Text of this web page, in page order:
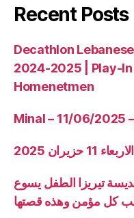
Recent Posts
Decathlon
2024-2025 | Play-
Homenetmen
2025
تيريزا الطفل يسوع
كل مؤمن وهذه قصتها